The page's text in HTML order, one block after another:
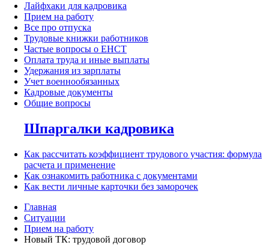
Лайфхаки для кадровика
Прием на работу
Все про отпуска
Трудовые книжки работников
Частые вопросы о ЕНСТ
Оплата труда и иные выплаты
Удержания из зарплаты
Учет военнообязанных
Кадровые документы
Общие вопросы
Шпаргалки кадровика
Как рассчитать коэффициент трудового участия: формула
расчета и применение
Как ознакомить работника с документами
Как вести личные карточки без заморочек
Главная
Ситуации
Прием на работу
Новый ТК: трудовой договор